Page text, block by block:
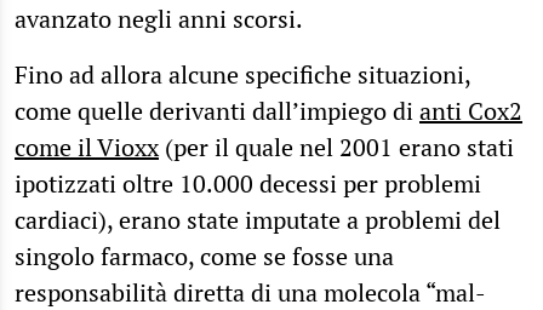
avanzato negli anni scorsi.
Fino ad allora alcune specifiche situazioni,
come quelle derivanti dall’impiego dianti Cox2
come il Vioxx(per il quale nel 2001 erano stati
ipotizzati oltre 10.000 decessi per problemi
cardiaci), erano state imputate a problemi del
singolo farmaco, come se fosse una
responsabilità diretta di una molecola “mal-